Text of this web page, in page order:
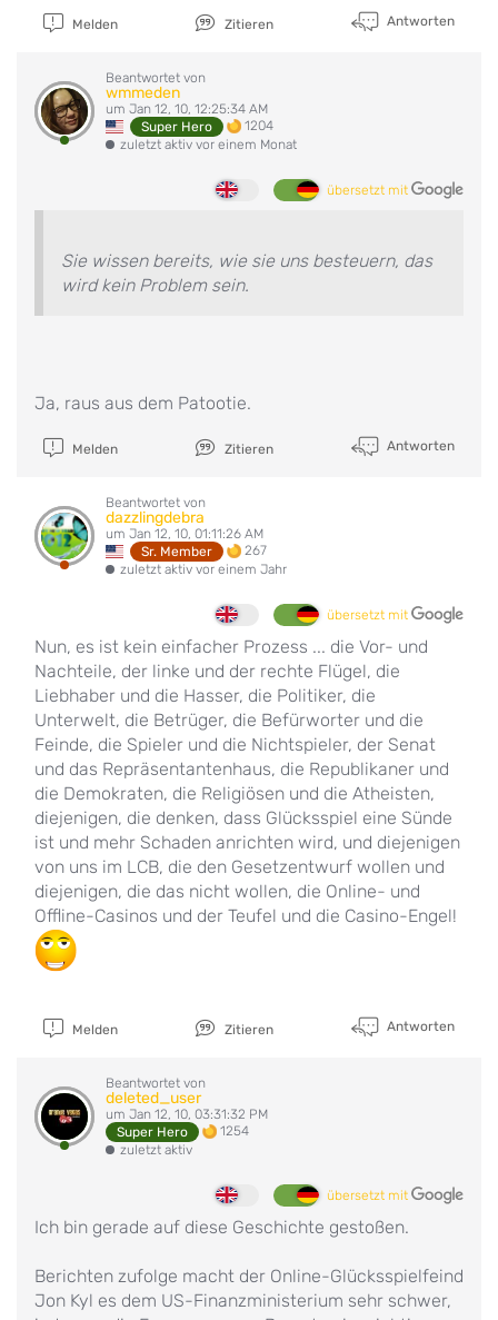
Melden Zitieren Antworten
Beantwortet von
wmmeden
um Jan 12, 10, 12:25:34 AM
Super Hero
1204
zuletzt aktiv vor einem Monat
übersetzt mit
Sie wissen bereits, wie sie uns besteuern, das
wird kein Problem sein.
Ja, raus aus dem Patootie.
Melden Zitieren Antworten
Beantwortet von
dazzlingdebra
um Jan 12, 10, 01:11:26 AM
Sr. Member
267
zuletzt aktiv vor einem Jahr
übersetzt mit
Nun, es ist kein einfacher Prozess ... die Vor- und
Nachteile, der linke und der rechte Flügel, die
Liebhaber und die Hasser, die Politiker, die
Unterwelt, die Betrüger, die Befürworter und die
Feinde, die Spieler und die Nichtspieler, der Senat
und das Repräsentantenhaus, die Republikaner und
die Demokraten, die Religiösen und die Atheisten,
diejenigen, die denken, dass Glücksspiel eine Sünde
ist und mehr Schaden anrichten wird, und diejenigen
von uns im LCB, die den Gesetzentwurf wollen und
diejenigen, die das nicht wollen, die Online- und
Offline-Casinos und der Teufel und die Casino-Engel!
Melden Zitieren Antworten
Beantwortet von
deleted_user
um Jan 12, 10, 03:31:32 PM
Super Hero
1254
zuletzt aktiv
übersetzt mit
Ich bin gerade auf diese Geschichte gestoßen.
Berichten zufolge macht der Online-Glücksspielfeind
Jon Kyl es dem US-Finanzministerium sehr schwer,